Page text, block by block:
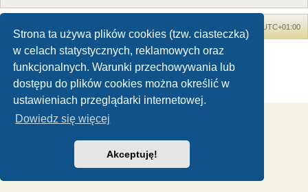
Strona ta używa plików cookies (tzw. ciasteczka)
w celach statystycznych, reklamowych oraz
funkcjonalnych. Warunki przechowywania lub
dostępu do plików cookies można określić w
ustawieniach przeglądarki internetowej.
Dowiedz się więcej
Akceptuję!
UTC+01:00
Dinozaury.com© 2006-2020
Technologię dostarczaphpBB® Forum Software © phpBB Limited
Zasady ochrony danych osobowych|Regulamin